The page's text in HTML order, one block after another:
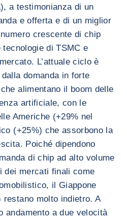
a testimonianza di un
e offerta e di un miglior
crescente di chip
di TSMC e
L’attuale ciclo è
domanda in forte
alimentano il boom delle
artificiale, con le
Americhe (+29% nel
(+25%) che assorbono la
Poiché dipendono
di chip ad alto volume
dei mercati finali come
il Giappone
restano molto indietro. A
andamento a due velocità